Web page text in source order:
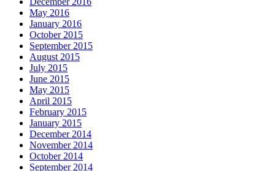
May 2016
January 2016
October 2015
September 2015
August 2015
July 2015
June 2015
May 2015
April 2015
February 2015
January 2015
December 2014
November 2014
October 2014
September 2014